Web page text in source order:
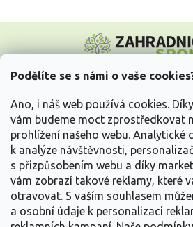
Podělíte se s námi o vaše
Ano, i náš web používá cookies.
vám budeme moct zprostředkovat
prohlížení našeho webu. Analytické
k analýze návštěvnosti,
s přizpůsobením webu a díky
vám zobrazí takové reklamy, které
otravovat. S vaším souhlasem
a osobní údaje k personalizaci
p
Vše o nákupu
Informace pro Vás
Kontakujte nás